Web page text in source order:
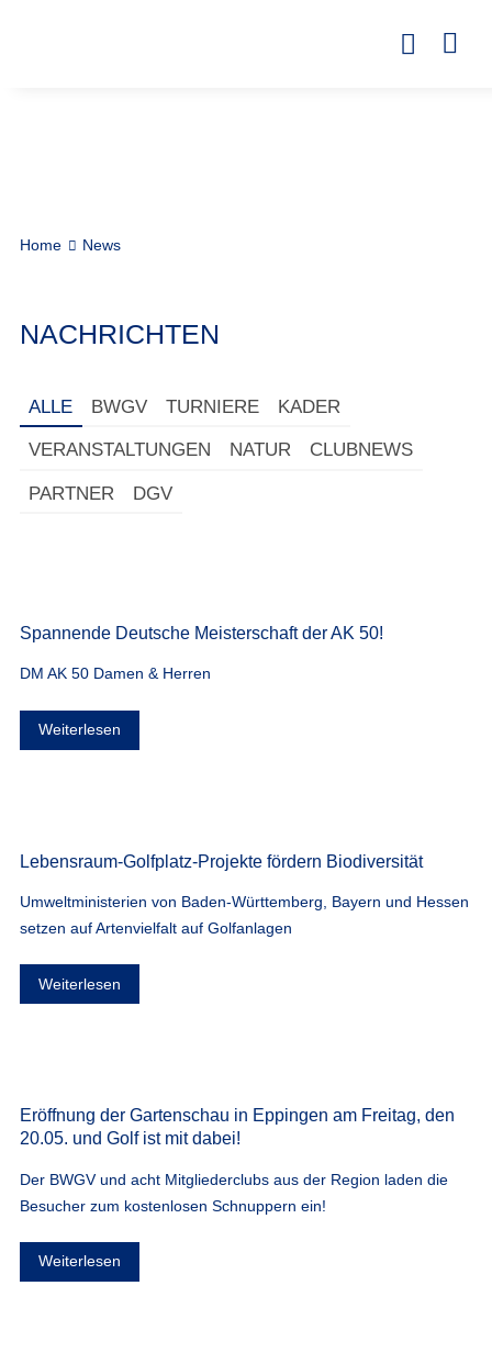
Home News
NACHRICHTEN
ALLE BWGV TURNIERE KADER
VERANSTALTUNGEN NATUR CLUBNEWS
PARTNER DGV
Spannende Deutsche Meisterschaft der AK 50!
DM AK 50 Damen & Herren
Weiterlesen
Lebensraum-Golfplatz-Projekte fördern Biodiversität
Umweltministerien von Baden-Württemberg, Bayern und Hessen
setzen auf Artenvielfalt auf Golfanlagen
Weiterlesen
Eröffnung der Gartenschau in Eppingen am Freitag, den
20.05. und Golf ist mit dabei!
Der BWGV und acht Mitgliederclubs aus der Region laden die
Besucher zum kostenlosen Schnuppern ein!
Weiterlesen